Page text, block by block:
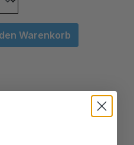
Warenkorb